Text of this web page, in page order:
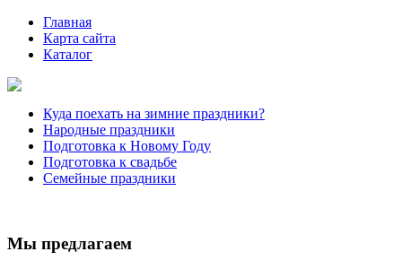
Главная
Карта сайта
Каталог
Куда поехать на зимние праздники?
Народные праздники
Подготовка к Новому Году
Подготовка к свадьбе
Семейные праздники
Мы предлагаем